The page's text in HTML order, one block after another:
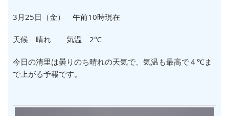
3月25日（金） 午前10時現在
天候 晴れ 気温 2℃
今日の清里は曇りのち晴れの天気で、気温も最高で４℃ま
で上がる予報です。